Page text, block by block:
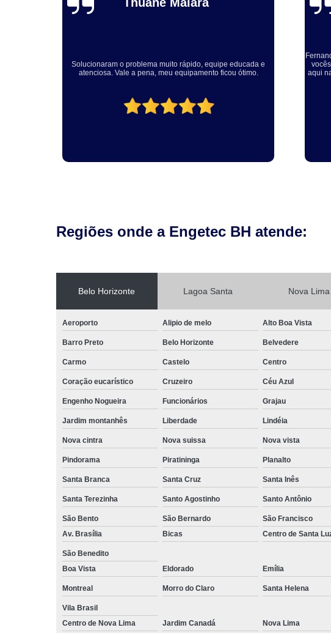
vocês nos atenderam e a qualidade da instalação realizada
aqui na nossa empresa. Com certeza, recomendo a Engetech
Regiões onde a Engetec BH atende:
Belo Horizonte Lagoa Santa Nova Lima
Aeroporto Alipio de melo Alto Boa Vista
Barro Preto Belo Horizonte Belvedere
Carmo Castelo Centro
Coração eucarístico Cruzeiro Céu Azul
Engenho Nogueira Funcionários Grajau
Jardim montanhês Liberdade Lindéia
Nova cintra Nova suissa Nova vista
Pindorama Piratininga Planalto
Santa Branca Santa Cruz Santa Inês
Santa Terezinha Santo Agostinho Santo Antônio
São Bento São Bernardo São Francisco
Av. Brasília
Bicas Centro de Santa
São Benedito
Boa Vista
Eldorado Emília
Montreal Morro do Claro Santa Helena
Vila Brasil
Centro de Nova Lima
Jardim Canadá Nova Lima